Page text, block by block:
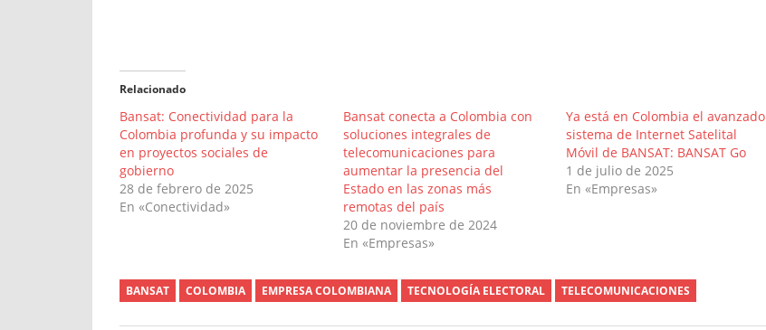
Relacionado
Bansat: Conectividad para la
Colombia profunda y su impacto
en proyectos sociales de
gobierno
28 de febrero de 2025
En «Conectividad»
Bansat conecta a Colombia con
soluciones integrales de
telecomunicaciones para
aumentar la presencia del
Estado en las zonas más
remotas del país
20 de noviembre de 2024
En «Empresas»
Ya está en Colombia el avanzado
sistema de Internet Satelital
Móvil de BANSAT: BANSAT Go
1 de julio de 2025
En «Empresas»
BANSAT COLOMBIA EMPRESA COLOMBIANA TECNOLOGÍA ELECTORAL TELECOMUNICACIONES